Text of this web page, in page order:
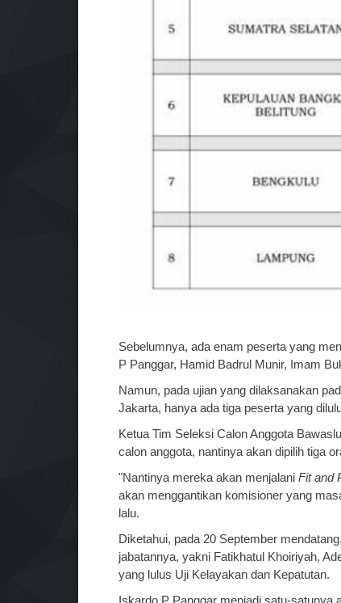
Sebelumnya, ada enam peserta yang
P Panggar, Hamid Badrul Munir, Imam
Namun, pada ujian yang dilaksanakan
Jakarta, hanya ada tiga peserta yang
Ketua Tim Seleksi Calon Anggota
calon anggota, nantinya akan dipilih tiga
"Nantinya mereka akan menjalani Fit and
akan menggantikan komisioner yang
lalu.
Diketahui, pada 20 September
jabatannya, yakni Fatikhatul Khoiriyah,
yang lulus Uji Kelayakan dan Kepatutan.
Iskardo P Panggar menjadi satu-satunya